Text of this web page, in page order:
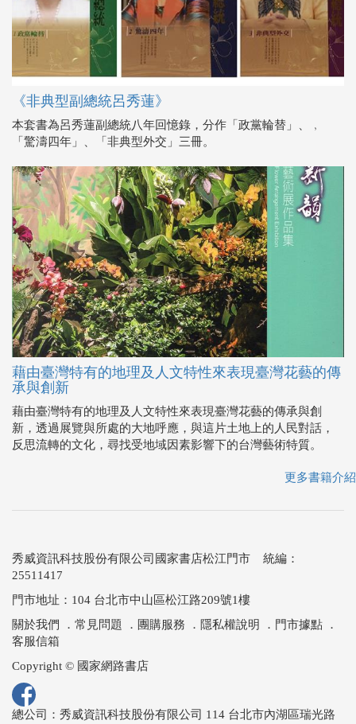
《非典型副總統呂秀蓮》
本套書為呂秀蓮副總統八年回憶錄，分作「政黨輪替」、﹐
「驚濤四年」、「非典型外交」三冊。
藉由臺灣特有的地理及人文特性來表現臺灣花藝的傳
承與創新
藉由臺灣特有的地理及人文特性來表現臺灣花藝的傳承與創
新，透過展覽與所處的大地呼應，與這片土地上的人民對話，
反思流轉的文化，尋找受地域因素影響下的台灣藝術特質。
更多書籍介紹
秀威資訊科技股份有限公司國家書店松江門市 統編：
25511417
門市地址：104 台北市中山區松江路209號1樓
關於我們
． 常見問題 ． 團購服務 ． 隱私權說明 ． 門市據點 ．
客服信箱
Copyright © 國家網路書店
總公司：秀威資訊科技股份有限公司 114 台北市內湖區瑞光路